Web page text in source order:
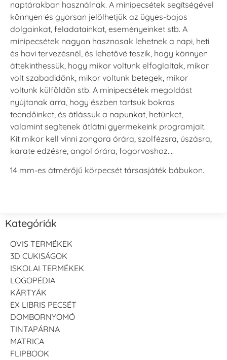
naptárakban használnak. A minipecsétek segítségével
könnyen és gyorsan jelölhetjük az ügyes-bajos
dolgainkat, feladatainkat, eseményeinket stb. A
minipecsétek nagyon hasznosak lehetnek a napi, heti
és havi tervezésnél, és lehetővé teszik, hogy könnyen
áttekinthessük, hogy mikor voltunk elfoglaltak, mikor
volt szabadidőnk, mikor voltunk betegek, mikor
voltunk külföldön stb. A minipecsétek megoldást
nyújtanak arra, hogy észben tartsuk bokros
teendőinket, és átlássuk a napunkat, hetünket,
valamint segítenek átlátni gyermekeink programjait.
Kit mikor kell vinni zongora órára, szolfézsra, úszásra,
karate edzésre, angol órára, fogorvoshoz….
14 mm-es átmérőjű körpecsét társasjáték bábukon.
Kategóriák
OVIS TERMÉKEK
3D CUKISÁGOK
ISKOLAI TERMÉKEK
LOGOPÉDIA
KÁRTYÁK
EX LIBRIS PECSÉT
DOMBORNYOMÓ
TINTAPÁRNA
MATRICA
FLIPBOOK